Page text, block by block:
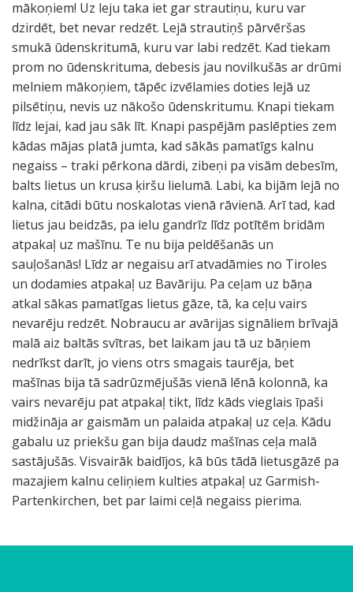
mākoņiem! Uz leju taka iet gar strautiņu, kuru var
dzirdēt, bet nevar redzēt. Lejā strautiņš pārvēršas
smukā ūdenskritumā, kuru var labi redzēt. Kad tiekam
prom no ūdenskrituma, debesis jau novilkušās ar drūmi
melniem mākoņiem, tāpēc izvēlamies doties lejā uz
pilsētiņu, nevis uz nākošo ūdenskritumu. Knapi tiekam
līdz lejai, kad jau sāk līt. Knapi paspējām paslēpties zem
kādas mājas platā jumta, kad sākās pamatīgs kalnu
negaiss – traki pērkona dārdi, zibeņi pa visām debesīm,
balts lietus un krusa ķiršu lielumā. Labi, ka bijām lejā no
kalna, citādi būtu noskalotas vienā rāvienā. Arī tad, kad
lietus jau beidzās, pa ielu gandrīz līdz potītēm bridām
atpakaļ uz mašīnu. Te nu bija peldēšanās un
sauļošanās! Līdz ar negaisu arī atvadāmies no Tiroles
un dodamies atpakaļ uz Bavāriju. Pa ceļam uz bāņa
atkal sākas pamatīgas lietus gāze, tā, ka ceļu vairs
nevarēju redzēt. Nobraucu ar avārijas signāliem brīvajā
malā aiz baltās svītras, bet laikam jau tā uz bāņiem
nedrīkst darīt, jo viens otrs smagais taurēja, bet
mašīnas bija tā sadrūzmējušās vienā lēnā kolonnā, ka
vairs nevarēju pat atpakaļ tikt, līdz kāds vieglais īpaši
midžināja ar gaismām un palaida atpakaļ uz ceļa. Kādu
gabalu uz priekšu gan bija daudz mašīnas ceļa malā
sastājušās. Visvairāk baidījos, kā būs tādā lietusgāzē pa
mazajiem kalnu celiņiem kulties atpakaļ uz Garmish-
Partenkirchen, bet par laimi ceļā negaiss pierima.